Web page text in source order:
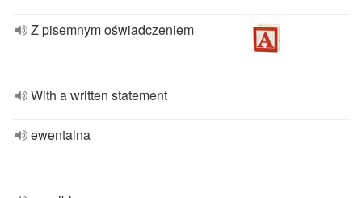
Z pisemnym oświadczeniem
With a written statement
ewentalna